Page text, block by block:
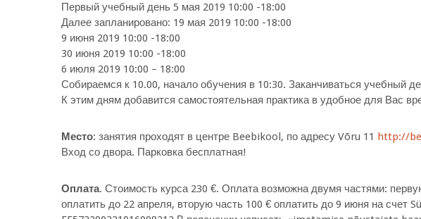
Первый учебный день 5 мая 2019 10:00 -18:00
Далее запланировано: 19 мая 2019 10:00 -18:00
9 июня 2019 10:00 -18:00
30 июня 2019 10:00 -18:00
6 июля 2019 10:00 – 18:00
Собираемся к 10.00, начало обучения в 10:30. Заканчиваться учебный
К этим дням добавится самостоятельная практика в удобное для Вас
Место: занятия проходят в центре Beebikool, по адресу Võru 11 http://
Вход со двора. Парковка бесплатная!
Оплата. Стоимость курса 230 €. Оплата возможна двумя частями:
оплатить до 22 апреля, вторую часть 100 € оплатить до 9 июня на счет